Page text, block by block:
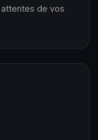
de vos